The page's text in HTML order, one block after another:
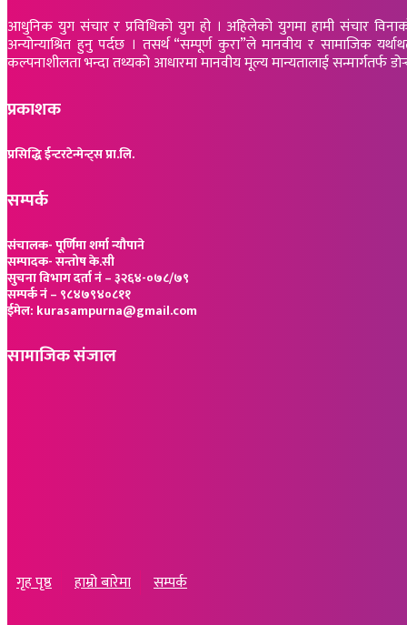
आधुनिक युग संचार र प्रविधिको युग हो । अहिलेको युगमा हामी संचार विनाको
अन्योन्याश्रित हुनु पर्दछ । तसर्थ “सम्पूर्ण कुरा”ले मानवीय र सामाजिक
कल्पनाशीलता भन्दा तथ्यको आधारमा मानवीय मूल्य मान्यतालाई सन्मार्गतर्फ
प्रकाशक
प्रसिद्धि ईन्टरटेन्मेन्ट्स प्रा.लि.
सम्पर्क
संचालक- पूर्णिमा शर्मा न्यौपाने
सम्पादक- सन्तोष के.सी
सुचना विभाग दर्ता नं – ३२६४-०७८/७९
सम्पर्क नं – ९८४७९४०८११
ईमेल: kurasampurna@gmail.com
सामाजिक संजाल
गृह पृष्ठ हाम्रो बारेमा सम्पर्क